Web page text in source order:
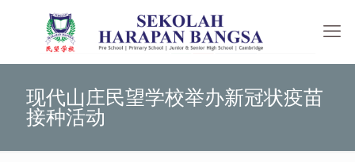
现代山庄民望学校举办新冠状疫苗
接种活动